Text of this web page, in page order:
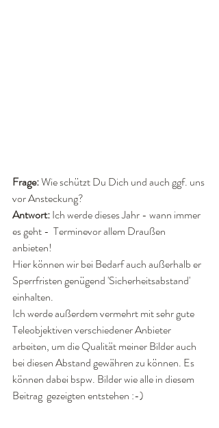
Frage: Wie schützt Du Dich und auch ggf. uns
vor Ansteckung?
Antwort: Ich werde dieses Jahr - wann immer
es geht -  Terminevor allem Draußen
anbieten!
Hier können wir bei Bedarf auch außerhalb er
Sperrfristen genügend 'Sicherheitsabstand'
einhalten.
Ich werde außerdem vermehrt mit sehr gute
Teleobjektiven verschiedener Anbieter
arbeiten, um die Qualität meiner Bilder auch
bei diesen Abstand gewähren zu können. Es
können dabei bspw. Bilder wie alle in diesem
Beitrag  gezeigten entstehen :-)